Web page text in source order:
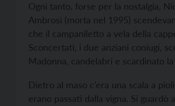
Ogni tanto, forse per la nostalgia,
Ambrosi (morta nel 1995)
che il campaniletto a vela della
Sconcertati, i due anziani coniugi,
Madonna, candelabri e scardinato
Dietro al maso c’era una scala a
erano passati dalla vigna. Si